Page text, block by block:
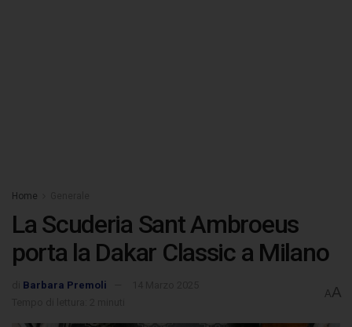
Home
La Scuderia Sant Ambroeus
porta la Dakar Classic a Milano
Barbara Premoli
AA